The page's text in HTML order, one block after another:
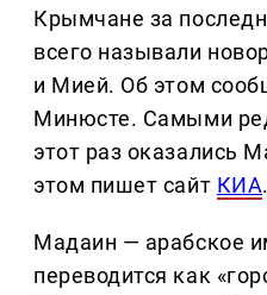
Крымчане за
всего называли
и Мией. Об этом
Минюсте. Самыми
этот раз оказались
этом пишет сайт КИА.
Мадаин — арабское
переводится как